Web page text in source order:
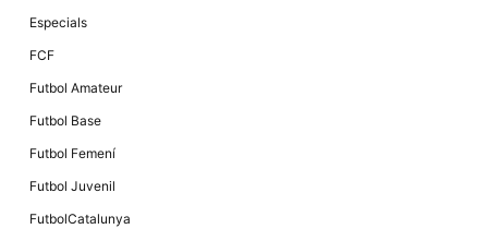
Especials
FCF
Futbol Amateur
Futbol Base
Futbol Femení
Futbol Juvenil
FutbolCatalunya